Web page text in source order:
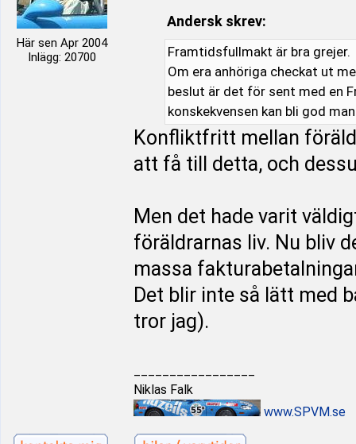
Här sen Apr 2004
Inlägg: 20700
Andersk skrev:
Framtidsfullmakt är bra grejer.
Om era anhöriga checkat ut
beslut är det för sent med en
konskekvensen kan bli god
Konfliktfritt mellan
att få till detta, och
Men det hade varit
föräldrarnas liv. Nu bliv
massa
Det blir inte så lätt med
tror jag).
Niklas Falk
www.SPVM.se